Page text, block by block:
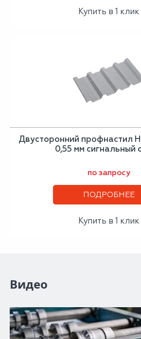
Купить в 1 клик
Двусторонний профнастил
0,55 мм сигнальный
по запросу
ПОДРОБНЕЕ
Купить в 1 клик
Видео